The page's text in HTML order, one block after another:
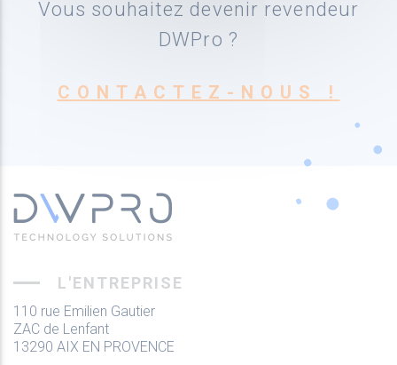
Vous souhaitez devenir revendeur
DWPro ?
CONTACTEZ-NOUS !
L'ENTREPRISE
110 rue Emilien Gautier
ZAC de Lenfant
13290 AIX EN PROVENCE